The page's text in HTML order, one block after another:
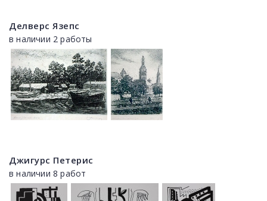
Делверс Язепс
в наличии 2 работы
Джигурс Петерис
в наличии 8 работ